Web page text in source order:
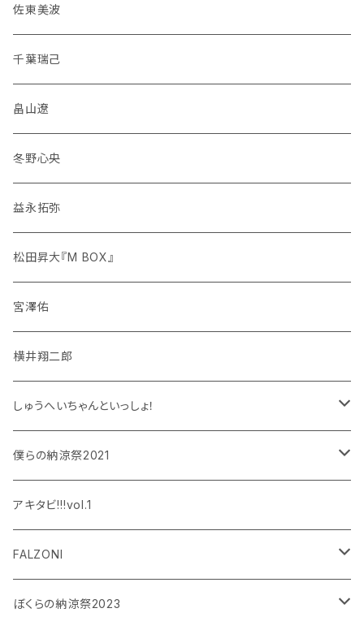
佐東美波
千葉瑞己
畠山遼
冬野心央
益永拓弥
松田昇大『M BOX』
宮澤佑
横井翔二郎
しゅうへいちゃんといっしょ！
和泉宗兵
設楽銀河
平賀勇成
吉岡佑
僕らの納涼祭2021
和泉宗兵
神永圭佑
小波津亜廉
アキタビ!!!vol.1
FALZONI
笠間淳の黄昏古書堂
ぼくらの納涼祭2023